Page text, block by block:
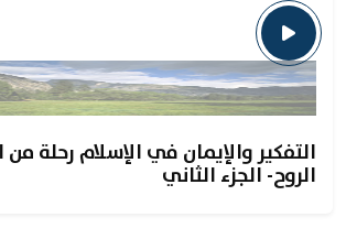
التفكير والإيمان في الإسلام رحلة
الروح- الجزء الثاني